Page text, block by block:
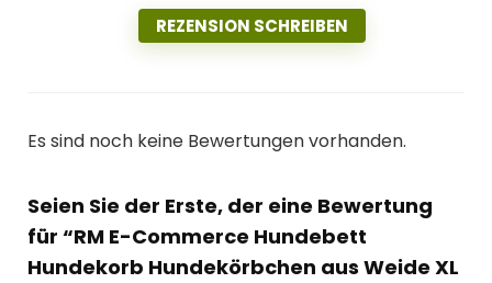
REZENSION SCHREIBEN
Es sind noch keine Bewertungen vorhanden.
Seien Sie der Erste, der eine Bewertung
für “RM E-Commerce Hundebett
Hundekorb Hundekörbchen aus Weide XL